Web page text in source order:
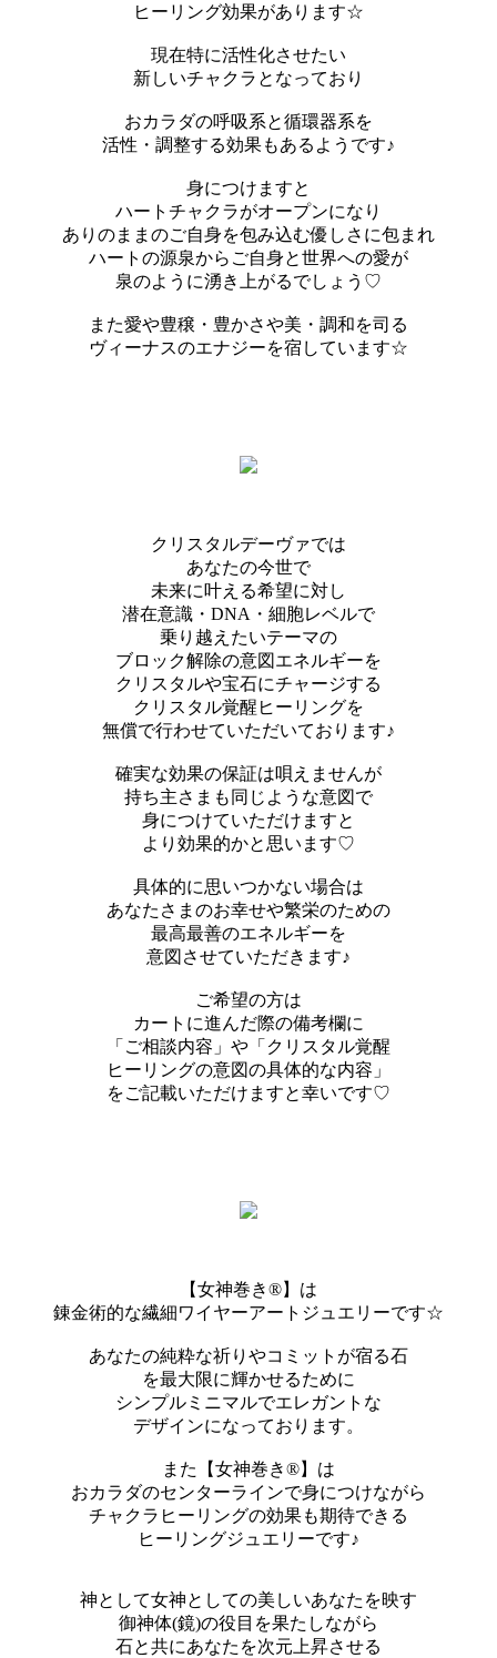
ヒーリング効果があります☆
現在特に活性化させたい
新しいチャクラとなっており
おカラダの呼吸系と循環器系を
活性・調整する効果もあるようです♪
身につけますと
ハートチャクラがオープンになり
ありのままのご自身を包み込む優しさに包まれ
ハートの源泉からご自身と世界への愛が
泉のように湧き上がるでしょう♡
また愛や豊穣・豊かさや美・調和を司る
ヴィーナスのエナジーを宿しています☆
クリスタルデーヴァでは
あなたの今世で
未来に叶える希望に対し
潜在意識・DNA・細胞レベルで
乗り越えたいテーマの
ブロック解除の意図エネルギーを
クリスタルや宝石にチャージする
クリスタル覚醒ヒーリングを
無償で行わせていただいております♪
確実な効果の保証は唄えませんが
持ち主さまも同じような意図で
身につけていただけますと
より効果的かと思います♡
具体的に思いつかない場合は
あなたさまのお幸せや繁栄のための
最高最善のエネルギーを
意図させていただきます♪
ご希望の方は
カートに進んだ際の備考欄に
「ご相談内容」や「クリスタル覚醒
ヒーリングの意図の具体的な内容」
をご記載いただけますと幸いです♡
【女神巻き®】は
錬金術的な繊細ワイヤーアートジュエリーです☆
あなたの純粋な祈りやコミットが宿る石
を最大限に輝かせるために
シンプルミニマルでエレガントな
デザインになっております。
また【女神巻き®】は
おカラダのセンターラインで身につけながら
チャクラヒーリングの効果も期待できる
ヒーリングジュエリーです♪
神として女神としての美しいあなたを映す
御神体(鏡)の役目を果たしながら
石と共にあなたを次元上昇させる